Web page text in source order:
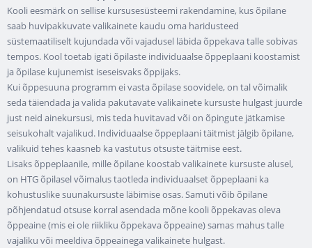
Kooli eesmärk on sellise kursusesüsteemi rakendamine, kus õpilane
saab huvipakkuvate valikainete kaudu oma haridusteed
süstemaatiliselt kujundada või vajadusel läbida õppekava talle sobivas
tempos. Kool toetab igati õpilaste individuaalse õppeplaani koostamist
ja õpilase kujunemist iseseisvaks õppijaks.
Kui õppesuuna programm ei vasta õpilase soovidele, on tal võimalik
seda täiendada ja valida pakutavate valikainete kursuste hulgast juurde
just neid ainekursusi, mis teda huvitavad või on õpingute jätkamise
seisukohalt vajalikud. Individuaalse õppeplaani täitmist jälgib õpilane,
valikuid tehes kaasneb ka vastutus otsuste täitmise eest.
Lisaks õppeplaanile, mille õpilane koostab valikainete kursuste alusel,
on HTG õpilasel võimalus taotleda individuaalset õppeplaani ka
kohustuslike suunakursuste läbimise osas. Samuti võib õpilane
põhjendatud otsuse korral asendada mõne kooli õppekavas oleva
õppeaine (mis ei ole riikliku õppekava õppeaine) samas mahus talle
vajaliku või meeldiva õppeainega valikainete hulgast.